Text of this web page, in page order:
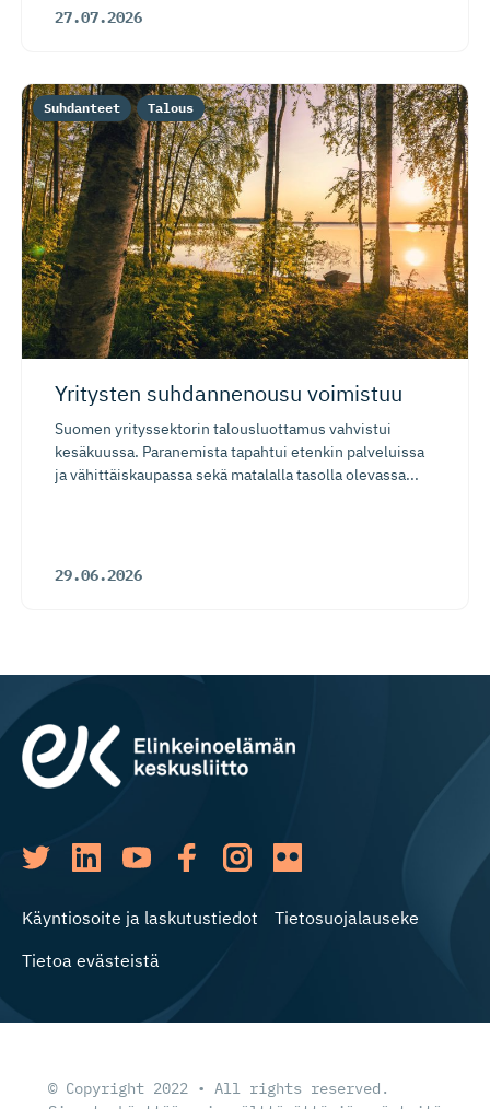
27.07.2026
Yritysten suhdannenousu voimistuu
Suomen yrityssektorin talousluottamus vahvistui
kesäkuussa. Paranemista tapahtui etenkin palveluissa
ja vähittäiskaupassa sekä matalalla tasolla olevassa...
29.06.2026
Suhdanteet Talous
Käyntiosoite ja laskutustiedot
Tietosuojalauseke
Tietoa evästeistä
© Copyright 2022 • All rights reserved.